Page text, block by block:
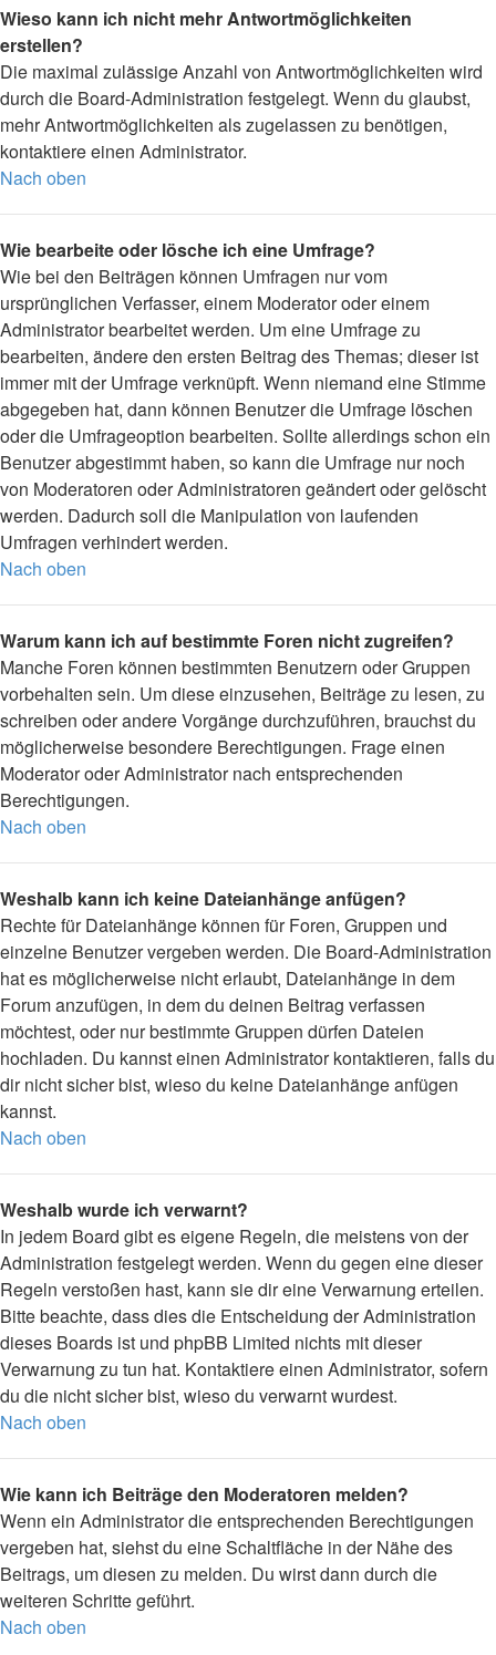
Wieso kann ich nicht mehr Antwortmöglichkeiten
erstellen?
Die maximal zulässige Anzahl von Antwortmöglichkeiten wird
durch die Board-Administration festgelegt. Wenn du glaubst,
mehr Antwortmöglichkeiten als zugelassen zu benötigen,
kontaktiere einen Administrator.
Nach oben
Wie bearbeite oder lösche ich eine Umfrage?
Wie bei den Beiträgen können Umfragen nur vom
ursprünglichen Verfasser, einem Moderator oder einem
Administrator bearbeitet werden. Um eine Umfrage zu
bearbeiten, ändere den ersten Beitrag des Themas; dieser ist
immer mit der Umfrage verknüpft. Wenn niemand eine Stimme
abgegeben hat, dann können Benutzer die Umfrage löschen
oder die Umfrageoption bearbeiten. Sollte allerdings schon ein
Benutzer abgestimmt haben, so kann die Umfrage nur noch
von Moderatoren oder Administratoren geändert oder gelöscht
werden. Dadurch soll die Manipulation von laufenden
Umfragen verhindert werden.
Nach oben
Warum kann ich auf bestimmte Foren nicht zugreifen?
Manche Foren können bestimmten Benutzern oder Gruppen
vorbehalten sein. Um diese einzusehen, Beiträge zu lesen, zu
schreiben oder andere Vorgänge durchzuführen, brauchst du
möglicherweise besondere Berechtigungen. Frage einen
Moderator oder Administrator nach entsprechenden
Berechtigungen.
Nach oben
Weshalb kann ich keine Dateianhänge anfügen?
Rechte für Dateianhänge können für Foren, Gruppen und
einzelne Benutzer vergeben werden. Die Board-Administration
hat es möglicherweise nicht erlaubt, Dateianhänge in dem
Forum anzufügen, in dem du deinen Beitrag verfassen
möchtest, oder nur bestimmte Gruppen dürfen Dateien
hochladen. Du kannst einen Administrator kontaktieren, falls du
dir nicht sicher bist, wieso du keine Dateianhänge anfügen
kannst.
Nach oben
Weshalb wurde ich verwarnt?
In jedem Board gibt es eigene Regeln, die meistens von der
Administration festgelegt werden. Wenn du gegen eine dieser
Regeln verstoßen hast, kann sie dir eine Verwarnung erteilen.
Bitte beachte, dass dies die Entscheidung der Administration
dieses Boards ist und phpBB Limited nichts mit dieser
Verwarnung zu tun hat. Kontaktiere einen Administrator, sofern
du die nicht sicher bist, wieso du verwarnt wurdest.
Nach oben
Wie kann ich Beiträge den Moderatoren melden?
Wenn ein Administrator die entsprechenden Berechtigungen
vergeben hat, siehst du eine Schaltfläche in der Nähe des
Beitrags, um diesen zu melden. Du wirst dann durch die
weiteren Schritte geführt.
Nach oben